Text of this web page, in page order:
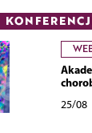
25/08